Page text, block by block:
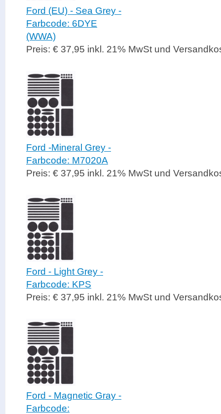
Ford (EU) - Sea Grey -
Farbcode: 6DYE
(WWA)
Preis: € 37,95 inkl. 21% MwSt und
Ford -Mineral Grey -
Farbcode: M7020A
Preis: € 37,95 inkl. 21% MwSt und
Ford - Light Grey -
Farbcode: KPS
Preis: € 37,95 inkl. 21% MwSt und
Ford - Magnetic Gray -
Farbcode: